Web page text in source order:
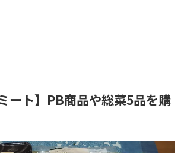
ート】PB商品や総菜5品を購